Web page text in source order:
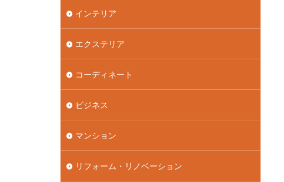
インテリア
エクステリア
コーディネート
ビジネス
マンション
リフォーム・リノベーション